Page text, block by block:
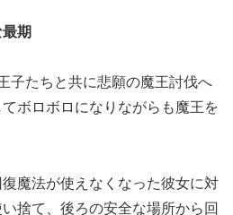
期
子たちと共に悲願の魔王討伐へ
ボロボロになりながらも魔王を
復魔法が使えなくなった彼女に対
捨て、後ろの安全な場所から回